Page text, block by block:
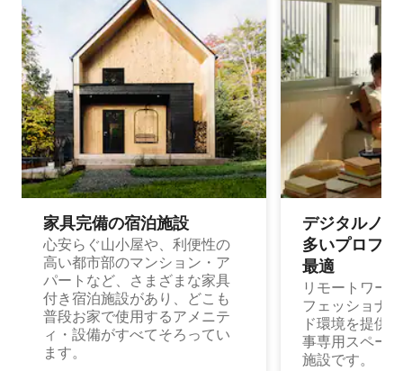
家具完備の宿⁠泊⁠施⁠設
心安らぐ山小屋や、利便性の
高い都市部のマンション・ア
パートなど、さまざまな家具
付き宿泊施設があり、どこも
普段お家で使用するアメニテ
ィ・設備がすべてそろってい
ます。
デジタルノ
多⁠いプ⁠ロ⁠フ⁠
最⁠適
リモートワー
フェッショナ
ド環境を提供
事専用スペー
施設です。